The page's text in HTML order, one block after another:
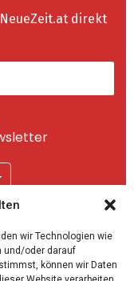
wir Technologien wie
und/oder darauf
können wir Daten
direkt
unsere
.